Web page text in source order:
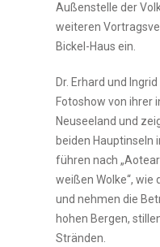
Außenstelle der
weiteren
Bickel-Haus ein.
Dr. Erhard und
Fotoshow von ihrer
Neuseeland und
beiden Hauptinseln
führen nach
weißen Wolke“, wie
und nehmen die
hohen Bergen,
Stränden.